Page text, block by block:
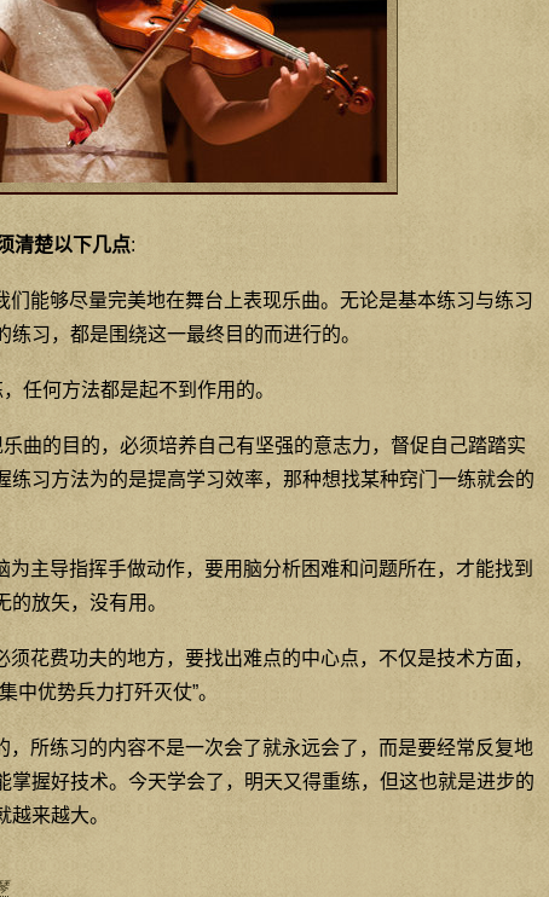
清楚以下几点:
们能够尽量完美地在舞台上表现乐曲。无论是基本练习与练习
习，都是围绕这一最终目的而进行的。
任何方法都是起不到作用的。
乐曲的目的，必须培养自己有坚强的意志力，督促自己踏踏实
练习方法为的是提高学习效率，那种想找某种窍门一练就会的
为主导指挥手做动作，要用脑分析困难和问题所在，才能找到
放矢，没有用。
花费功夫的地方，要找出难点的中心点，不仅是技术方面，
中优势兵力打歼灭仗”。
，所练习的内容不是一次会了就永远会了，而是要经常反复地
掌握好技术。今天学会了，明天又得重练，但这也就是进步的
来越大。